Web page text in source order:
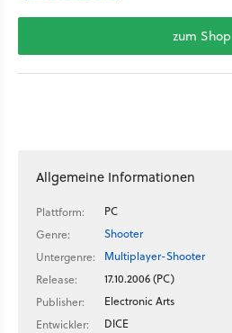
zum Shop
Allgemeine Informationen
Plattform:
PC
Genre:
Shooter
Untergenre:
Multiplayer-Shooter
Release:
17.10.2006 (PC)
Publisher:
Electronic Arts
Entwickler:
DICE